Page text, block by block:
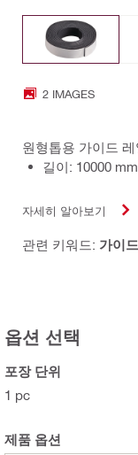
2 IMAGES
원형톱용 가이드 레
길이: 10000 mm
자세히 알아보기
관련 키워드: 가이
옵션 선택
포장 단위
1 pc
제품 옵션